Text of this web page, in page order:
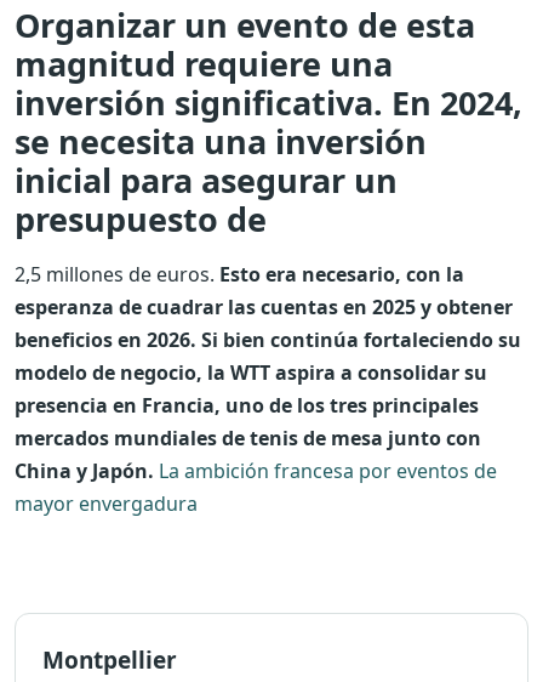
Organizar un evento de esta
magnitud requiere una
inversión significativa. En 2024,
se necesita una inversión
inicial para asegurar un
presupuesto de
2,5 millones de euros. Esto era necesario, con la
esperanza de cuadrar las cuentas en 2025 y obtener
beneficios en 2026. Si bien continúa fortaleciendo su
modelo de negocio, la WTT aspira a consolidar su
presencia en Francia, uno de los tres principales
mercados mundiales de tenis de mesa junto con
China y Japón. La ambición francesa por eventos de
mayor envergadura
Montpellier